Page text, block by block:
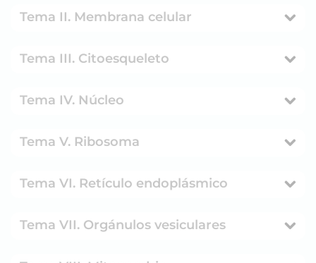
Tema II. Membrana celular
Tema III. Citoesqueleto
Tema IV. Núcleo
Tema V. Ribosoma
Tema VI. Retículo endoplásmico
Tema VII. Orgánulos vesiculares